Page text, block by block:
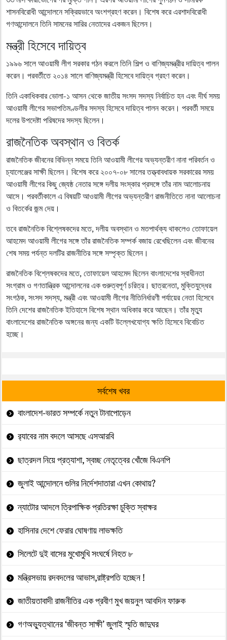
শাসনবিরোধী আন্দোলনে সক্রিয়ভাবে অংশগ্রহণ করেন। বিশেষ করে এরশাদবিরোধী
গণআন্দোলনে তিনি সামনের সারির নেতাদের একজন ছিলেন।
মন্ত্রী হিসেবে দায়িত্ব
১৯৯৬ সালে আওয়ামী লীগ সরকার গঠন করলে তিনি শিল্প ও বাণিজ্যমন্ত্রীর দায়িত্ব পালন
করেন। পরবর্তীতে ২০১৪ সালে বাণিজ্যমন্ত্রী হিসেবে দায়িত্ব গ্রহণ করেন।
তিনি একাধিকবার ভোলা-১ আসন থেকে জাতীয় সংসদ সদস্য নির্বাচিত হন এবং দীর্ঘ সময়
আওয়ামী লীগের সভাপতিমণ্ডলীর সদস্য হিসেবে দায়িত্ব পালন করেন। পরবর্তী সময়ে
দলের উপদেষ্টা পরিষদের সদস্য ছিলেন।
রাজনৈতিক অবস্থান ও বিতর্ক
রাজনৈতিক জীবনের বিভিন্ন সময়ে তিনি আওয়ামী লীগের অভ্যন্তরীণ নানা পরিবর্তন ও
চ্যালেঞ্জের সাক্ষী ছিলেন। বিশেষ করে ২০০৭-০৮ সালের তত্ত্বাবধায়ক সরকারের সময়
আওয়ামী লীগের কিছু জ্যেষ্ঠ নেতার সঙ্গে দলীয় সংস্কার প্রসঙ্গে তাঁর নাম আলোচনায়
আসে। পরবর্তীকালে এ বিষয়টি আওয়ামী লীগের অভ্যন্তরীণ রাজনীতিতে নানা আলোচনা
ও বিতর্কের জন্ম দেয়।
তবে রাজনৈতিক বিশ্লেষকদের মতে, দলীয় অবস্থান ও মতপার্থক্য থাকলেও তোফায়েল
আহমেদ আওয়ামী লীগের সঙ্গে তাঁর রাজনৈতিক সম্পর্ক বজায় রেখেছিলেন এবং জীবনের
শেষ সময় পর্যন্ত দলটির রাজনীতির সঙ্গে সম্পৃক্ত ছিলেন।
রাজনৈতিক বিশ্লেষকদের মতে, তোফায়েল আহমেদ ছিলেন বাংলাদেশের স্বাধীনতা
সংগ্রাম ও গণতান্ত্রিক আন্দোলনের এক গুরুত্বপূর্ণ চরিত্র। ছাত্রনেতা, মুক্তিযুদ্ধের
সংগঠক, সংসদ সদস্য, মন্ত্রী এবং আওয়ামী লীগের নীতিনির্ধারণী পর্যায়ের নেতা হিসেবে
তিনি দেশের রাজনৈতিক ইতিহাসে বিশেষ স্থান অধিকার করে আছেন। তাঁর মৃত্যু
বাংলাদেশের রাজনৈতিক অঙ্গনের জন্য একটি উল্লেখযোগ্য ক্ষতি হিসেবে বিবেচিত
হচ্ছে।
সর্বশেষ খবর
বাংলাদেশ-ভারত সম্পর্কে নতুন টানাপোড়েন
র‍্যাবের নাম বদলে আসছে এসআরবি
ছাত্রদল নিয়ে প্রত্যাশা, স্বচ্ছ নেতৃত্বের খোঁজে বিএনপি
জুলাই আন্দোলনে গুলির নির্দেশদাতারা এখন কোথায়?
ন্যাটোর আদলে ত্রিপাক্ষিক প্রতিরক্ষা চুক্তি স্বাক্ষর
হাসিনার দেশে ফেরার ঘোষণায় লাভক্ষতি
সিলেটে দুই বাসের মুখোমুখি সংঘর্ষে নিহত ৮
মন্ত্রিসভায় রদবদলের আভাস,রাষ্ট্রপতি হচ্ছেন !
জাতীয়তাবাদী রাজনীতির এক প্রবীণ মুখ জয়নুল আবদিন ফারুক
গণঅভ্যুত্থানের ‘জীবন্ত সাক্ষী’ জুলাই স্মৃতি জাদুঘর